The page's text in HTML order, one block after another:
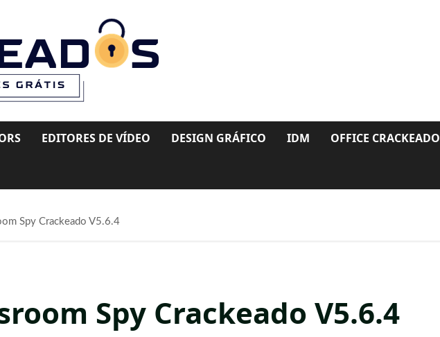
EDITORES DE VÍDEO DESIGN GRÁFICO IDM OFFICE CRACKEADO
Spy Crackeado V5.6.4
Spy Crackeado V5.6.4